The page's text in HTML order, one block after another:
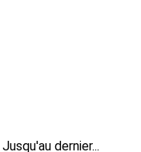
Jusqu'au dernier...